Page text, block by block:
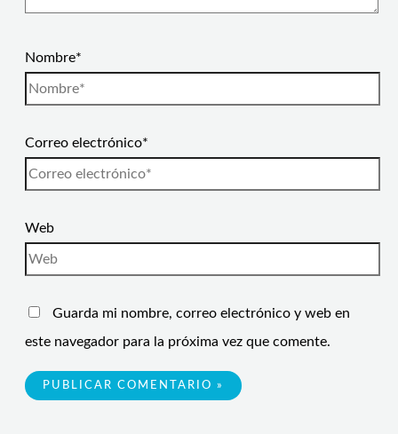
Nombre*
Correo electrónico*
Web
Guarda mi nombre, correo electrónico y web en
este navegador para la próxima vez que comente.